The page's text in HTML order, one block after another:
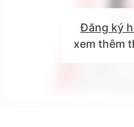
Đăng ký
xem thêm